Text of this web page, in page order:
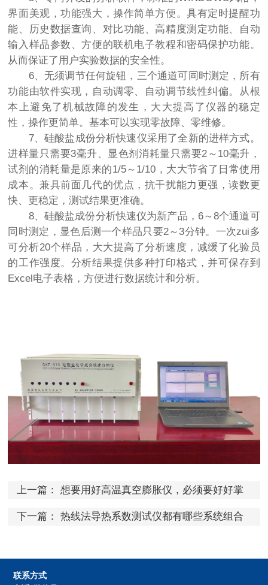
界面美观，功能强大，操作简单方便。具有定时提醒功
能、历史数据查询、对比功能、高精度测定功能、自动
输入样品参数、方便的联机电子教程和密码保护功能。
从而保证了用户实验数据的安全性。
6、无须调节任何旋钮，三个通道可同时测定，所有
功能由软件实现，自动调零、自动调节线性纠偏。从根
本上避免了机械故障的发生，大大提高了仪器的稳定
性，操作更简单。基本可以实现零故障、零维修。
7、硅酸盐成份分析快速仪采用了全新的进样方式。
进样量只需要3毫升、显色剂消耗量只需要2～10毫升，
试剂的消耗量是原来的1/5～1/10，大大节省了日常使用
成本。兼具前面几代的优点，抗干扰能力更强，读数更
快、更稳定，测试结果更准确。
8、硅酸盐成份分析快速仪为新产品，6～8个通道可
同时测定，显色后测一个样品只要2～3分钟。一次zui多
可分析20个样品，大大提高了分析速度，减缓了化验员
的工作强度。分析结果提供多种打印格式，并可保存到
Excel电子表格，方便进行数据统计和分析。
上一篇： 想要用好高温真空膨胀仪，必须要好好掌
下一篇： 热线法导热系数测试仪都有哪些系统组合
联系方式